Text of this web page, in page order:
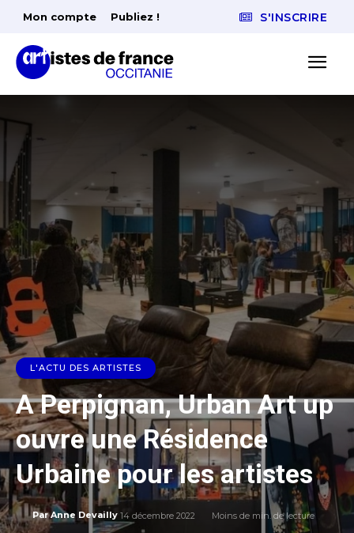
Mon compte Publiez ! S'INSCRIRE
L'ACTU DES ARTISTES
A Perpignan, Urban Art up
ouvre une Résidence
Urbaine pour les artistes
Par Anne Devailly 14 décembre 2022 Moins de min. de lecture